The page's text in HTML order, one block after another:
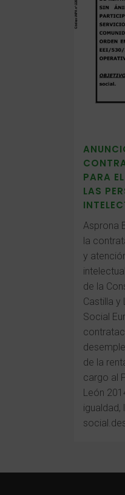
PARA
LAS
Asprona
la
y
de la
Castilla
Social
de la
cargo al
León
igualdad,